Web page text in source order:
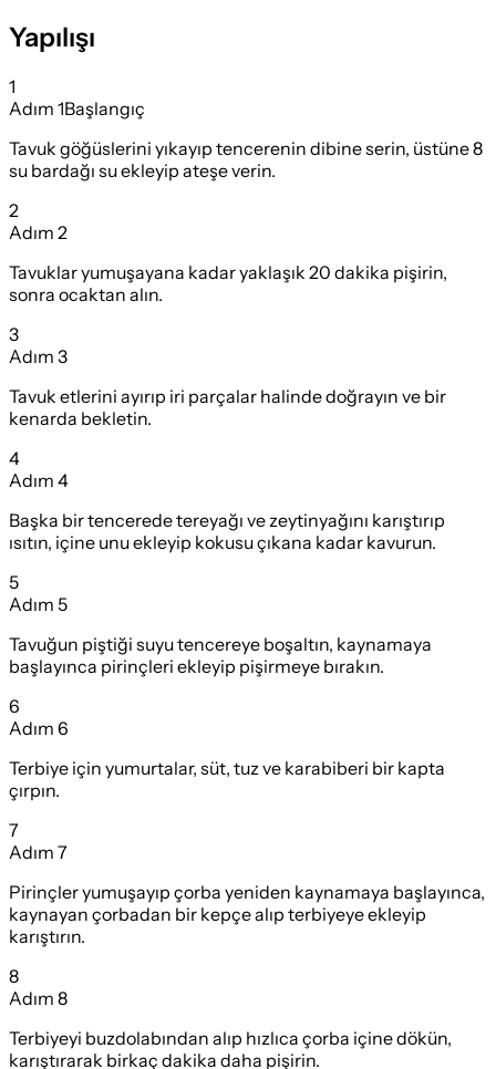
Yapılışı
1
Adım 1Başlangıç
Tavuk göğüslerini yıkayıp tencerenin dibine serin, üstüne 8
su bardağı su ekleyip ateşe verin.
2
Adım 2
Tavuklar yumuşayana kadar yaklaşık 20 dakika pişirin,
sonra ocaktan alın.
3
Adım 3
Tavuk etlerini ayırıp iri parçalar halinde doğrayın ve bir
kenarda bekletin.
4
Adım 4
Başka bir tencerede tereyağı ve zeytinyağını karıştırıp
ısıtın, içine unu ekleyip kokusu çıkana kadar kavurun.
5
Adım 5
Tavuğun piştiği suyu tencereye boşaltın, kaynamaya
başlayınca pirinçleri ekleyip pişirmeye bırakın.
6
Adım 6
Terbiye için yumurtalar, süt, tuz ve karabiberi bir kapta
çırpın.
7
Adım 7
Pirinçler yumuşayıp çorba yeniden kaynamaya başlayınca,
kaynayan çorbadan bir kepçe alıp terbiyeye ekleyip
karıştırın.
8
Adım 8
Terbiyeyi buzdolabından alıp hızlıca çorba içine dökün,
karıştırarak birkaç dakika daha pişirin.